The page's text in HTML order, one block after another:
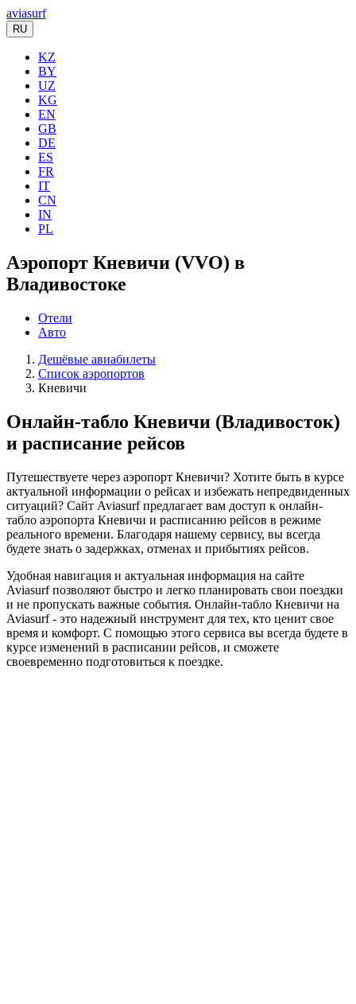
aviasurf
RU
KZ
BY
UZ
KG
EN
GB
DE
ES
FR
IT
CN
IN
PL
Аэропорт Кневичи (VVO) в
Владивостоке
Отели
Авто
Дешёвые авиабилеты
Список аэропортов
Кневичи
Онлайн-табло Кневичи (Владивосток)
и расписание рейсов
Путешествуете через аэропорт Кневичи? Хотите быть в курсе
актуальной информации о рейсах и избежать непредвиденных
ситуаций? Сайт Aviasurf предлагает вам доступ к онлайн-
табло аэропорта Кневичи и расписанию рейсов в режиме
реального времени. Благодаря нашему сервису, вы всегда
будете знать о задержках, отменах и прибытиях рейсов.
Удобная навигация и актуальная информация на сайте
Aviasurf позволяют быстро и легко планировать свои поездки
и не пропускать важные события. Онлайн-табло Кневичи на
Aviasurf - это надежный инструмент для тех, кто ценит свое
время и комфорт. С помощью этого сервиса вы всегда будете в
курсе изменений в расписании рейсов, и сможете
своевременно подготовиться к поездке.